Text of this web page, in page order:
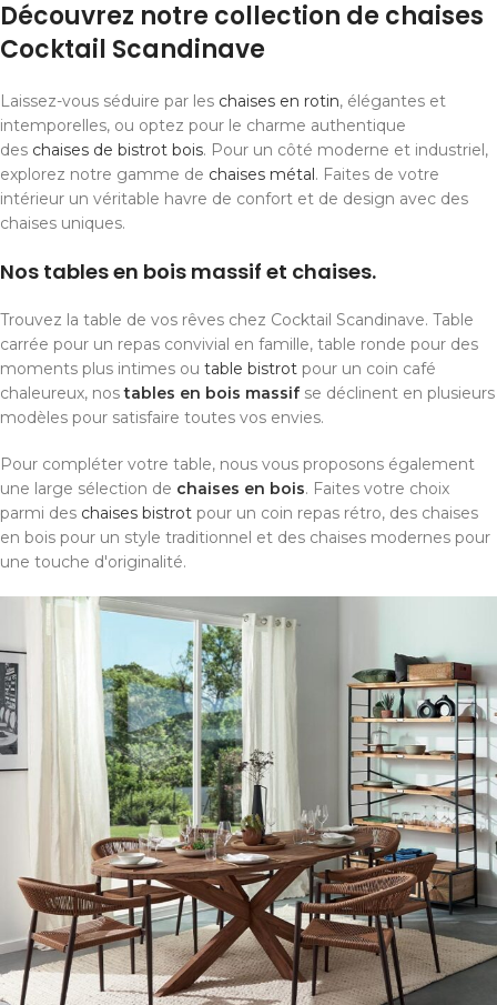
Découvrez notre collection de chaises
Cocktail Scandinave
Laissez-vous séduire par les chaises en rotin, élégantes et
intemporelles, ou optez pour le charme authentique
des chaises de bistrot bois. Pour un côté moderne et industriel,
explorez notre gamme de chaises métal. Faites de votre
intérieur un véritable havre de confort et de design avec des
chaises uniques.
Nos tables en bois massif et chaises.
Trouvez la table de vos rêves chez Cocktail Scandinave. Table
carrée pour un repas convivial en famille, table ronde pour des
moments plus intimes ou table bistrot pour un coin café
chaleureux, nostables en bois massifse déclinent en plusieurs
modèles pour satisfaire toutes vos envies.
Pour compléter votre table, nous vous proposons également
une large sélection de chaises en bois. Faites votre choix
parmi des chaises bistrot pour un coin repas rétro, des chaises
en bois pour un style traditionnel et des chaises modernes pour
une touche d'originalité.